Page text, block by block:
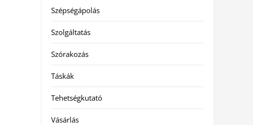
Szépségápolás
Szolgáltatás
Szórakozás
Táskák
Tehetségkutató
Vásárlás